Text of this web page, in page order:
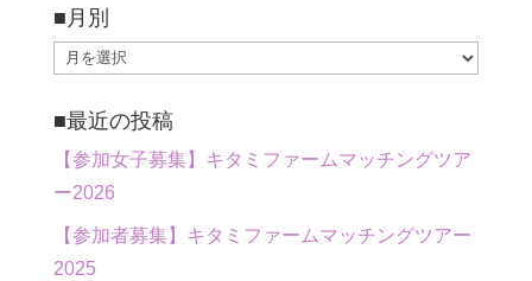
■月別
別
■最近の投稿
【参加女子募集】キタミファームマッチングツア
ー2026
【参加者募集】キタミファームマッチングツアー
2025